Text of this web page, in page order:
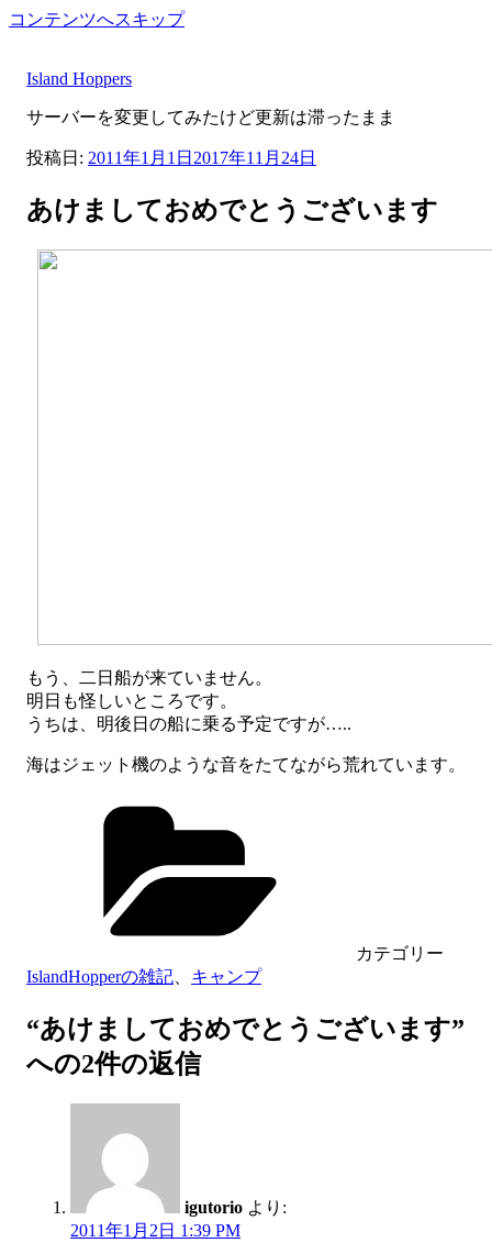
コンテンツへスキップ
Island Hoppers
サーバーを変更してみたけど更新は滞ったまま
投稿日: 2011年1月1日 2017年11月24日
あけましておめでとうございます
もう、二日船が来ていません。
明日も怪しいところです。
うちは、明後日の船に乗る予定ですが…..
海はジェット機のような音をたてながら荒れています。
カテゴリー
IslandHopperの雑記
キャンプ
“あけましておめでとうございます”
への2件の返信
igutorio より:
2011年1月2日 1:39 PM